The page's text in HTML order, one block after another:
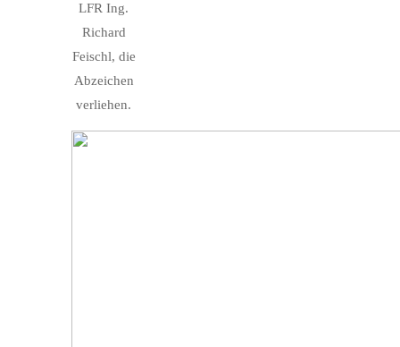
LFR Ing.
Richard
Feischl, die
Abzeichen
verliehen.